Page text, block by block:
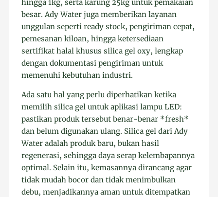
hingga 1kg, serta karung 25kg untuk pemakaian
besar. Ady Water juga memberikan layanan
unggulan seperti ready stock, pengiriman cepat,
pemesanan kiloan, hingga ketersediaan
sertifikat halal khusus silica gel oxy, lengkap
dengan dokumentasi pengiriman untuk
memenuhi kebutuhan industri.
Ada satu hal yang perlu diperhatikan ketika
memilih silica gel untuk aplikasi lampu LED:
pastikan produk tersebut benar-benar *fresh*
dan belum digunakan ulang. Silica gel dari Ady
Water adalah produk baru, bukan hasil
regenerasi, sehingga daya serap kelembapannya
optimal. Selain itu, kemasannya dirancang agar
tidak mudah bocor dan tidak menimbulkan
debu, menjadikannya aman untuk ditempatkan